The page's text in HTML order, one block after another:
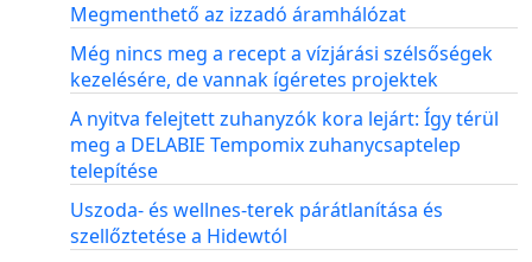
Megmenthető az izzadó áramhálózat
Még nincs meg a recept a vízjárási szélsőségek
kezelésére, de vannak ígéretes projektek
A nyitva felejtett zuhanyzók kora lejárt: Így térül
meg a DELABIE Tempomix zuhanycsaptelep
telepítése
Uszoda- és wellnes-terek párátlanítása és
szellőztetése a Hidewtól